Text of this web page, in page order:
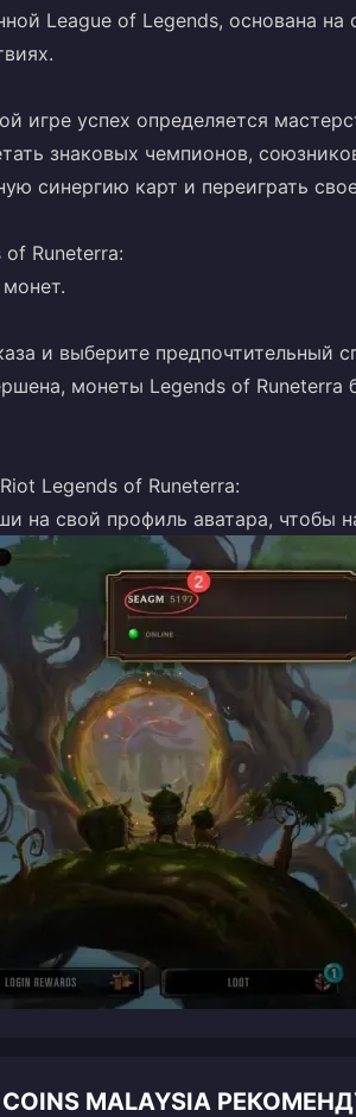
League of Legends, основана на
игре успех определяется
знаковых чемпионов,
синергию карт и переиграть
Runeterra:
и выберите предпочтительный
монеты Legends of Runeterra
Legends of Runeterra:
на свой профиль аватара, чтобы
COINS MALAYSIA